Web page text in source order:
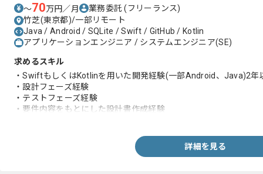
〜70万円／月 業務委託(フリーランス)
竹芝(東京都)/一部リモート
Java / Android / SQLite / Swift / GitHub / Kotlin
アプリケーションエンジニア / システムエンジニア(SE)
求めるスキル
・SwiftもしくはKotlinを用いた開発経験(一部Android、Java)2年
・設計フェーズ経験
・テストフェーズ経験
・要件内容をもとにした設計書作成経験
詳細を見る